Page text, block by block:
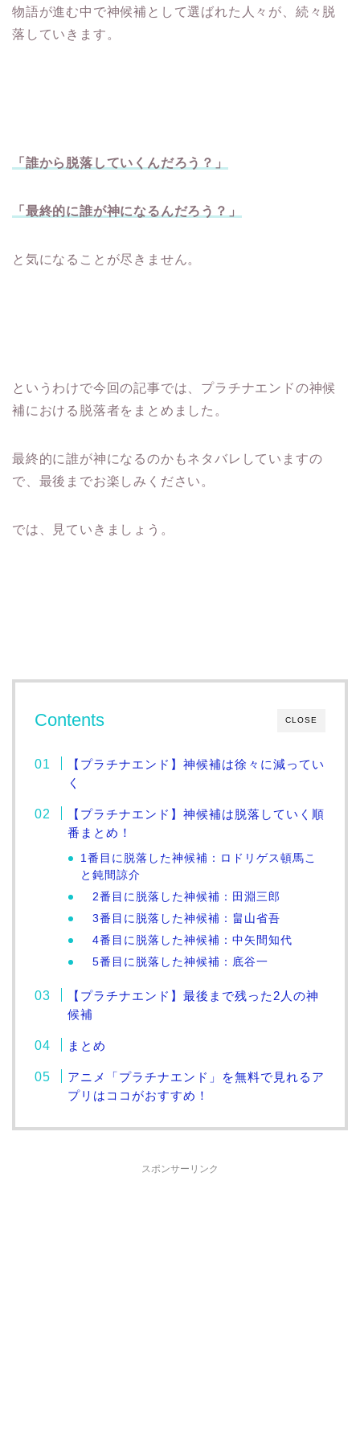
物語が進む中で神候補として選ばれた人々が、続々脱
落していきます。
「誰から脱落していくんだろう？」
「最終的に誰が神になるんだろう？」
と気になることが尽きません。
というわけで今回の記事では、プラチナエンドの神候
補における脱落者をまとめました。
最終的に誰が神になるのかもネタバレしていますの
で、最後までお楽しみください。
では、見ていきましょう。
CLOSE
Contents
【プラチナエンド】神候補は徐々に減ってい
く
【プラチナエンド】神候補は脱落していく順
番まとめ！
1番目に脱落した神候補：ロドリゲス頓馬こ
と鈍間諒介
2番目に脱落した神候補：田淵三郎
3番目に脱落した神候補：畠山省吾
4番目に脱落した神候補：中矢間知代
5番目に脱落した神候補：底谷一
【プラチナエンド】最後まで残った2人の神
候補
まとめ
アニメ「プラチナエンド」を無料で見れるア
プリはココがおすすめ！
スポンサーリンク